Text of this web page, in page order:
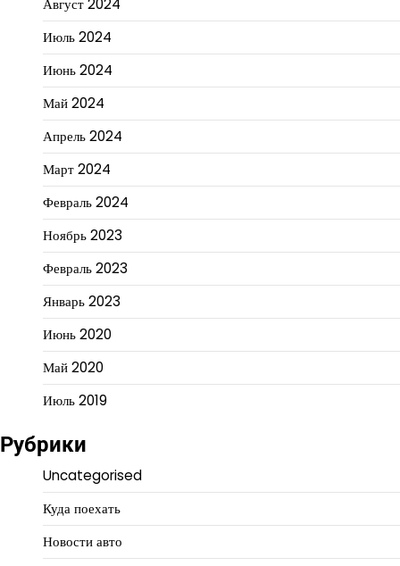
Август 2024
Июль 2024
Июнь 2024
Май 2024
Апрель 2024
Март 2024
Февраль 2024
Ноябрь 2023
Февраль 2023
Январь 2023
Июнь 2020
Май 2020
Июль 2019
Рубрики
Uncategorised
Куда поехать
Новости авто